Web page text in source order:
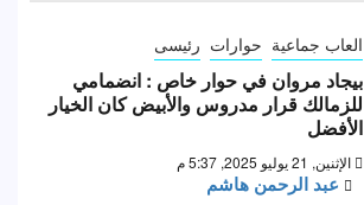
العاب جماعية حوارات رئيسى
بيجاد مروان في حوار خاص : انضمامي
للزمالك قرار مدروس والأبيض كان الخيار
الأفضل
الإثنين, 21 يوليو 2025, 5:37 م
عبد الرحمن هاشم